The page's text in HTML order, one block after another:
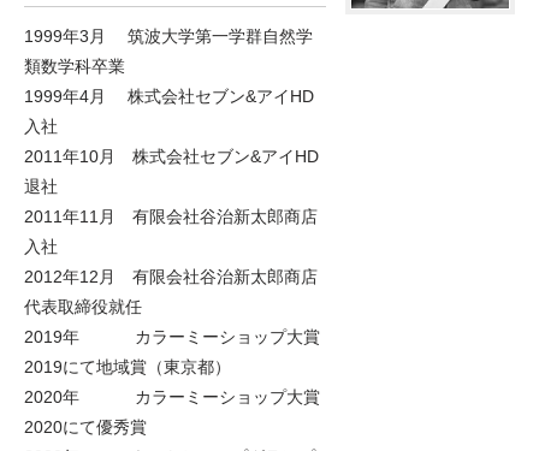
1999年3月 筑波大学第一学群自然学
類数学科卒業
1999年4月 株式会社セブン&アイHD
入社
2011年10月 株式会社セブン&アイHD
退社
2011年11月 有限会社谷治新太郎商店
入社
2012年12月 有限会社谷治新太郎商店
代表取締役就任
2019年 カラーミーショップ大賞
2019にて地域賞（東京都）
2020年 カラーミーショップ大賞
2020にて優秀賞